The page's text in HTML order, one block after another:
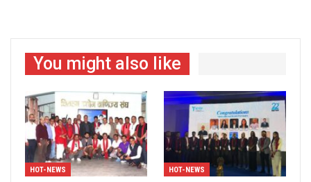
You might also like
HOT-NEWS HOT-NEWS